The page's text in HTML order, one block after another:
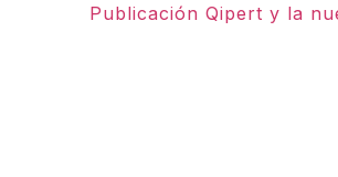
Publicación Qipert y la